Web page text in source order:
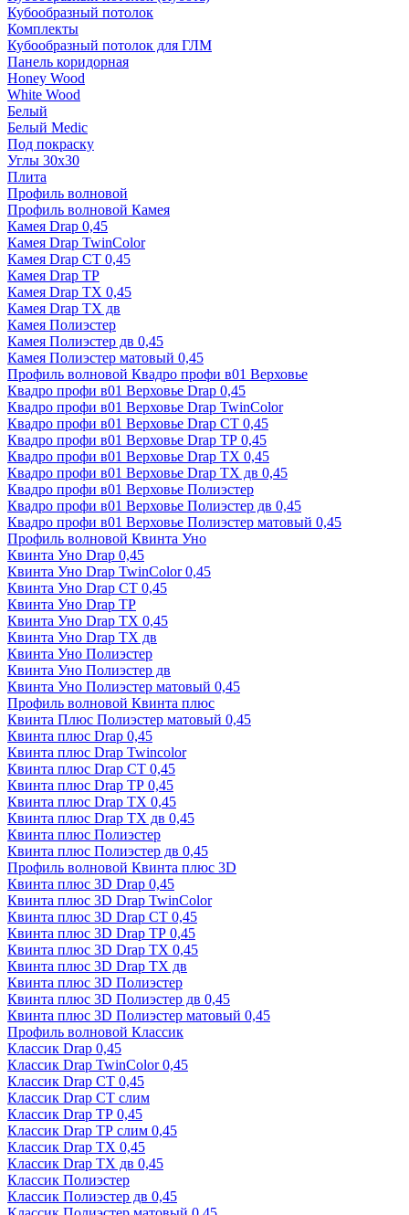
Кубообразный потолок
Комплекты
Кубообразный потолок для ГЛМ
Панель коридорная
Honey Wood
White Wood
Белый
Белый Medic
Под покраску
Углы 30х30
Плита
Профиль волновой
Профиль волновой Камея
Камея Drap 0,45
Камея Drap TwinColor
Камея Drap СТ 0,45
Камея Drap ТР
Камея Drap ТХ 0,45
Камея Drap ТХ дв
Камея Полиэстер
Камея Полиэстер дв 0,45
Камея Полиэстер матовый 0,45
Профиль волновой Квадро профи в01 Верховье
Квадро профи в01 Верховье Drap 0,45
Квадро профи в01 Верховье Drap TwinColor
Квадро профи в01 Верховье Drap СТ 0,45
Квадро профи в01 Верховье Drap ТР 0,45
Квадро профи в01 Верховье Drap ТХ 0,45
Квадро профи в01 Верховье Drap ТХ дв 0,45
Квадро профи в01 Верховье Полиэстер
Квадро профи в01 Верховье Полиэстер дв 0,45
Квадро профи в01 Верховье Полиэстер матовый 0,45
Профиль волновой Квинта Уно
Квинта Уно Drap 0,45
Квинта Уно Drap TwinColor 0,45
Квинта Уно Drap СТ 0,45
Квинта Уно Drap ТР
Квинта Уно Drap ТХ 0,45
Квинта Уно Drap ТХ дв
Квинта Уно Полиэстер
Квинта Уно Полиэстер дв
Квинта Уно Полиэстер матовый 0,45
Профиль волновой Квинта плюс
Квинта Плюс Полиэстер матовый 0,45
Квинта плюс Drap 0,45
Квинта плюс Drap Twincolor
Квинта плюс Drap СТ 0,45
Квинта плюс Drap ТР 0,45
Квинта плюс Drap ТХ 0,45
Квинта плюс Drap ТХ дв 0,45
Квинта плюс Полиэстер
Квинта плюс Полиэстер дв 0,45
Профиль волновой Квинта плюс 3D
Квинта плюс 3D Drap 0,45
Квинта плюс 3D Drap TwinColor
Квинта плюс 3D Drap СТ 0,45
Квинта плюс 3D Drap ТР 0,45
Квинта плюс 3D Drap ТХ 0,45
Квинта плюс 3D Drap ТХ дв
Квинта плюс 3D Полиэстер
Квинта плюс 3D Полиэстер дв 0,45
Квинта плюс 3D Полиэстер матовый 0,45
Профиль волновой Классик
Классик Drap 0,45
Классик Drap TwinColor 0,45
Классик Drap СТ 0,45
Классик Drap СТ слим
Классик Drap ТР 0,45
Классик Drap ТР слим 0,45
Классик Drap ТХ 0,45
Классик Drap ТХ дв 0,45
Классик Полиэстер
Классик Полиэстер дв 0,45